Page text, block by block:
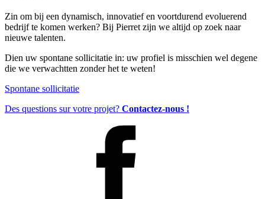
Zin om bij een dynamisch, innovatief en voortdurend evoluerend
bedrijf te komen werken? Bij Pierret zijn we altijd op zoek naar
nieuwe talenten.
Dien uw spontane sollicitatie in: uw profiel is misschien wel degene
die we verwachtten zonder het te weten!
Spontane sollicitatie
Des questions sur votre projet? Contactez-nous !